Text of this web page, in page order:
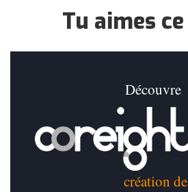
Tu aimes
Découvre
création